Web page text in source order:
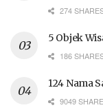
274
5 Objek
186
124 Nama
9049